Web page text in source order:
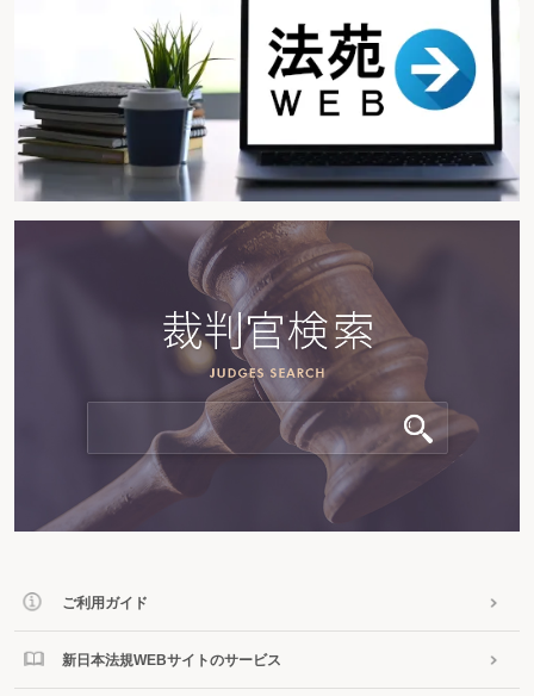
ご利用ガイド
新日本法規WEBサイトのサービス